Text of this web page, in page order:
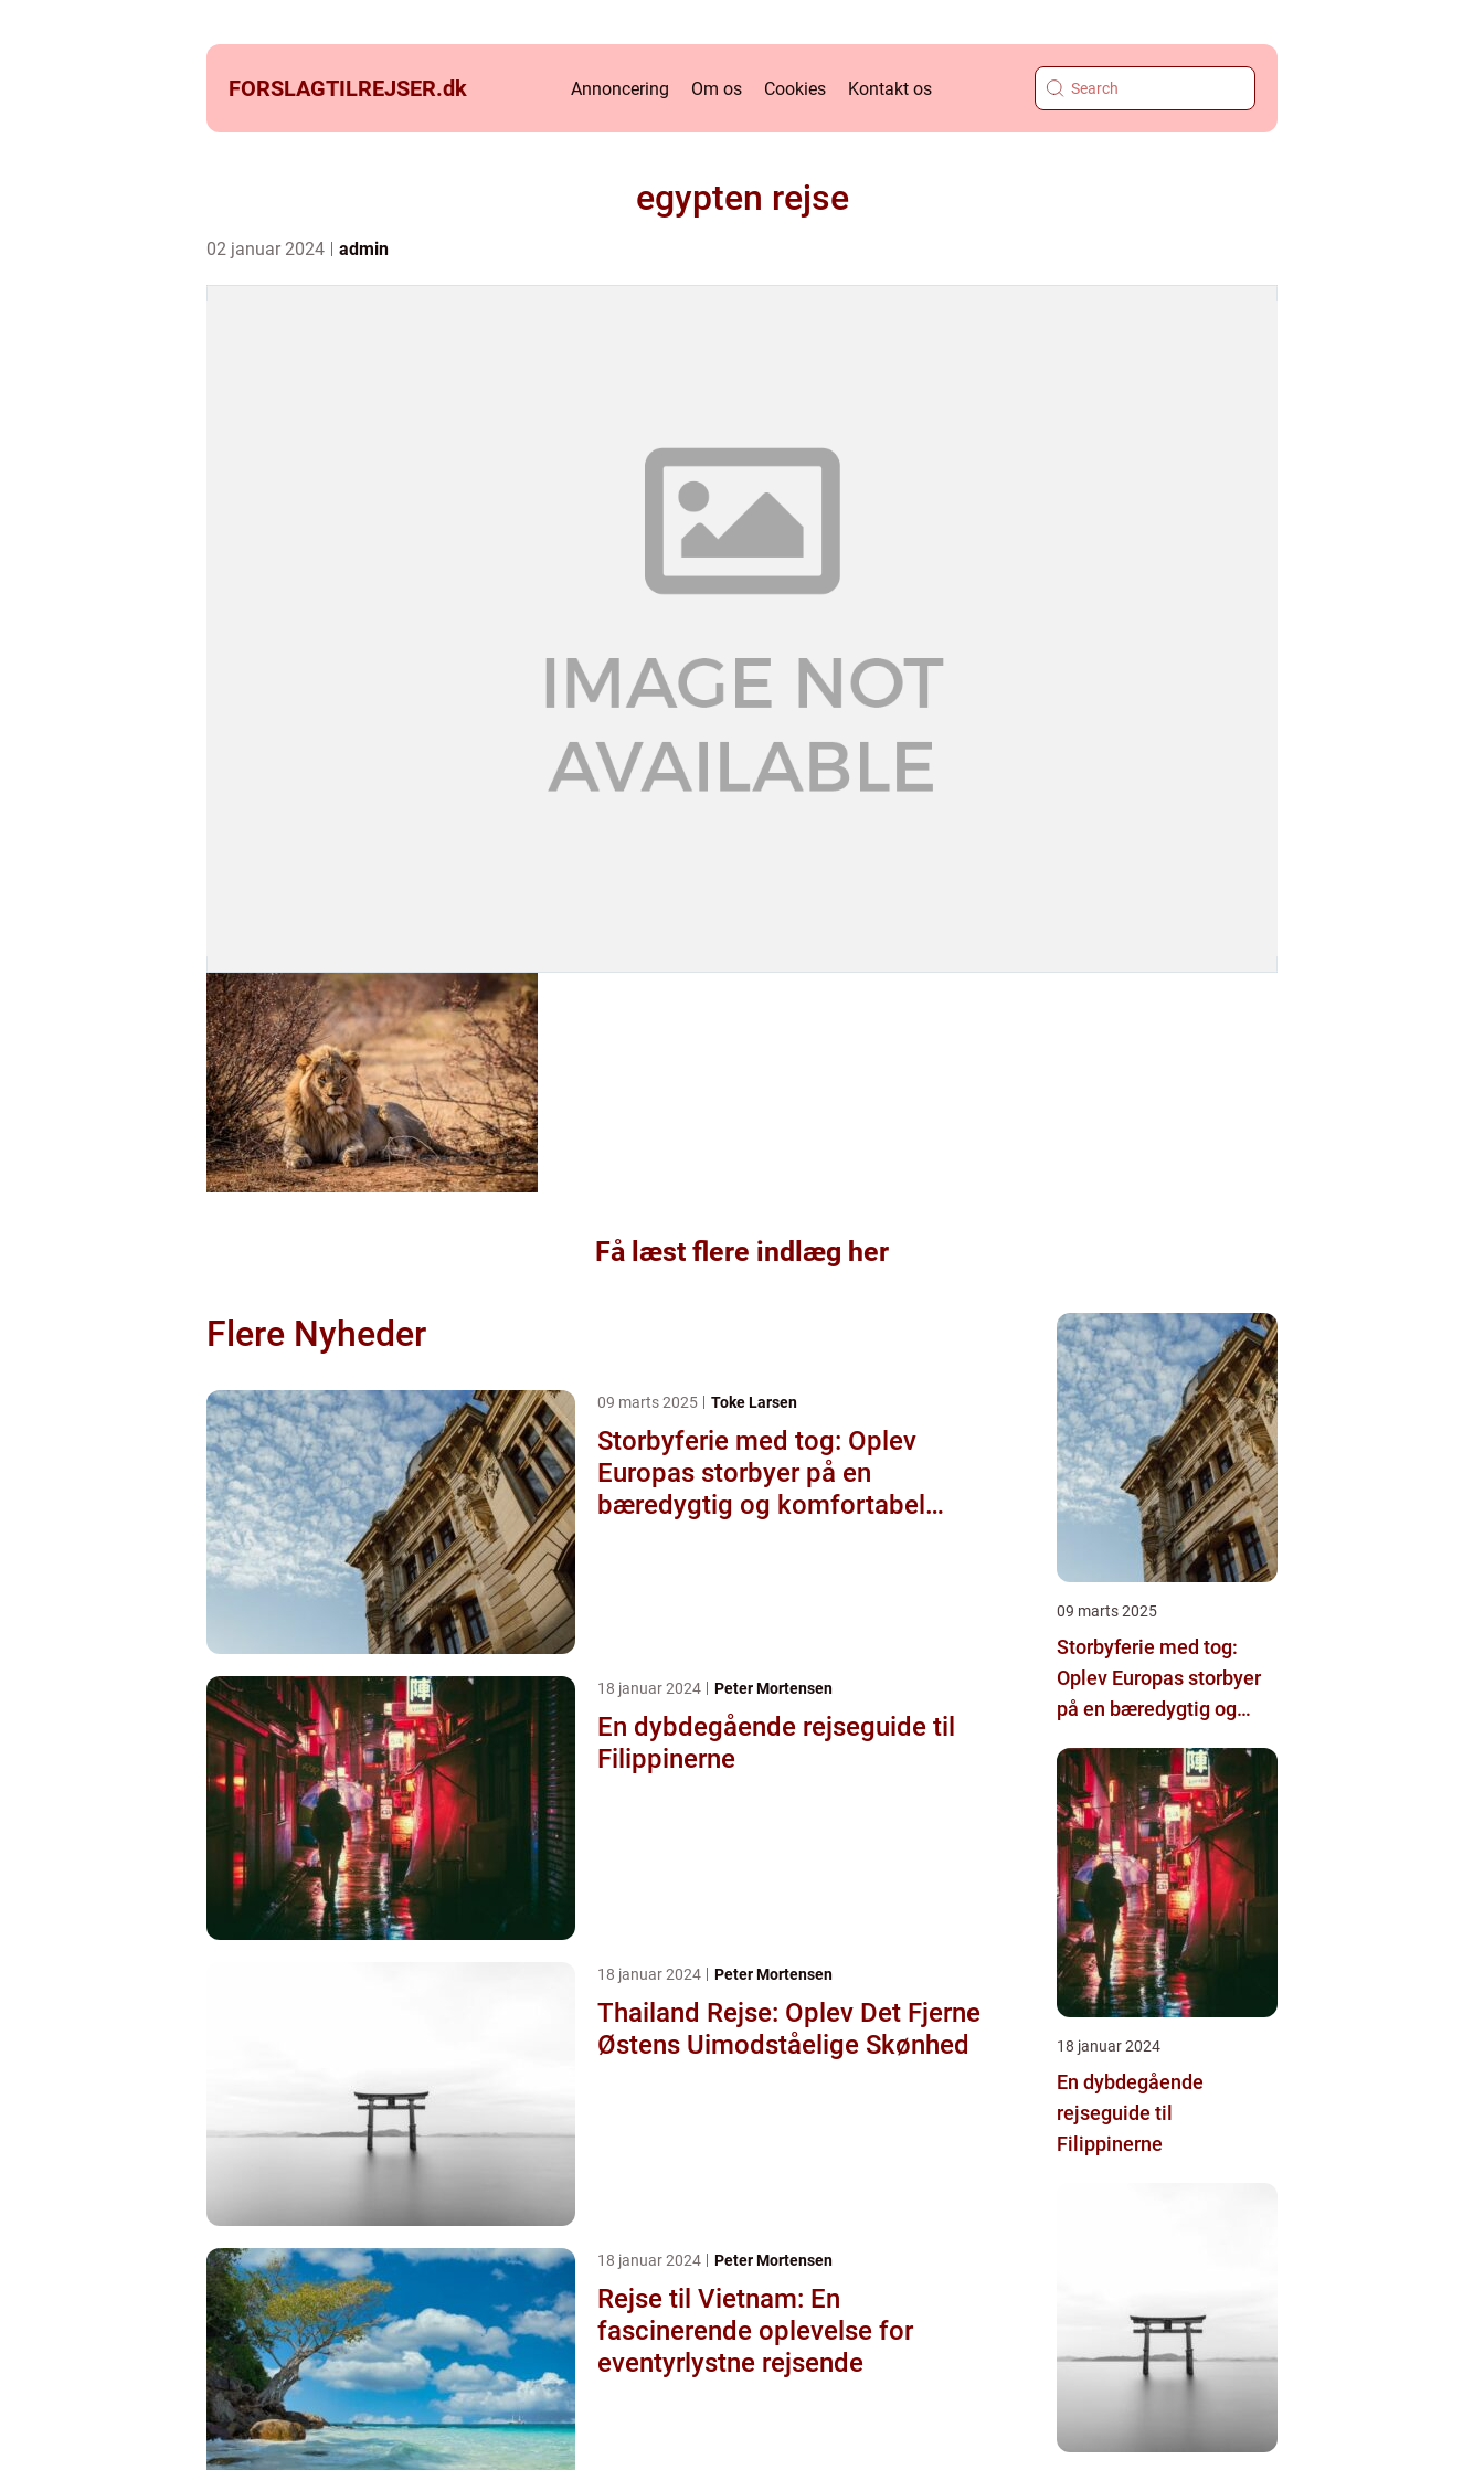
FORSLAGTILREJSER.dk Annoncering Om os Cookies Kontakt os
egypten rejse
02 januar 2024 admin
Få læst flere indlæg her
Flere Nyheder
09 marts 2025 Toke Larsen
Storbyferie med tog: Oplev
Europas storbyer på en
bæredygtig og komfortabel
18 januar 2024 Peter Mortensen
En dybdegående rejseguide til
Filippinerne
18 januar 2024 Peter Mortensen
Thailand Rejse: Oplev Det Fjerne
Østens Uimodståelige Skønhed
18 januar 2024 Peter Mortensen
Rejse til Vietnam: En
fascinerende oplevelse for
eventyrlystne rejsende
09 marts 2025
Storbyferie med tog:
Oplev Europas storbyer
på en bæredygtig og
18 januar 2024
En dybdegående
rejseguide til
Filippinerne